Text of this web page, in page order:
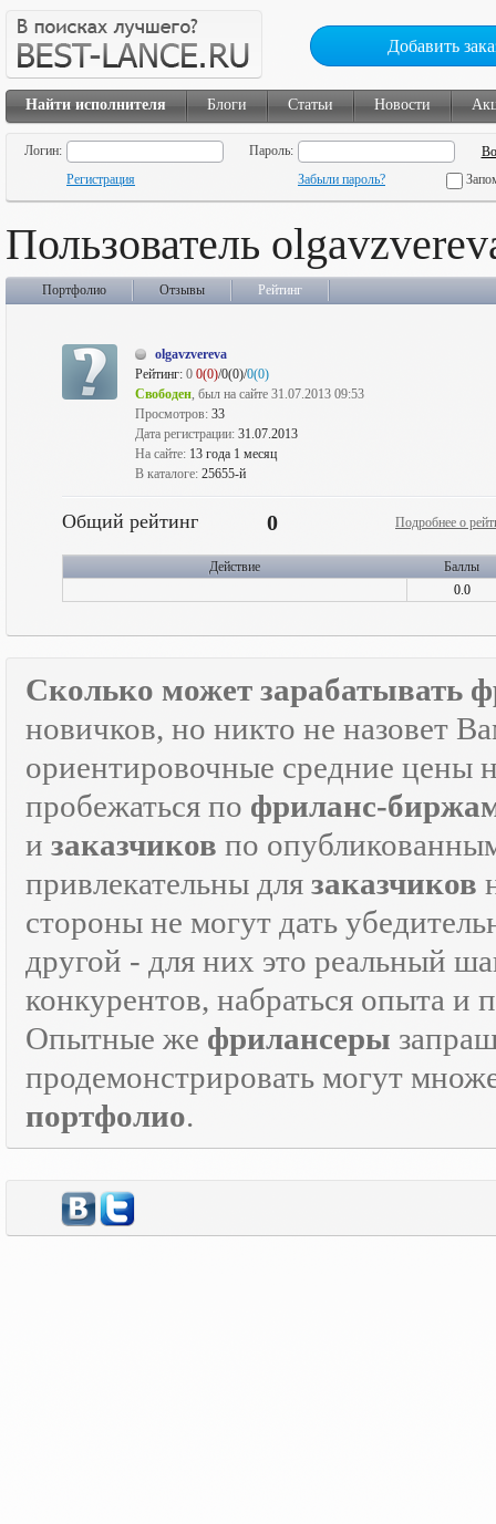
Добавить
Найти исполнителя Блоги Статьи Новости
Логин:
Пароль:
Регистрация
Забыли пароль?
Пользователь
Портфолио Отзывы Рейтинг
olgavzvereva
Рейтинг: 0 0(0)/0(0)/0(0)
Свободен, был на сайте 31.07.2013 09:53
Просмотров: 33
Дата регистрации: 31.07.2013
На сайте: 13 года 1 месяц
В каталоге: 25655-й
Общий рейтинг 0 Подробнее о
Действие
Баллы
0.0
Сколько может зарабатывать
новичков, но никто не назовет
ориентировочные средние цены
пробежаться по фриланс-
и заказчиков по
привлекательны для заказчиков
стороны не могут дать
другой - для них это реальный
конкурентов, набраться опыта и
Опытные же фрилансеры
продемонстрировать могут
портфолио.